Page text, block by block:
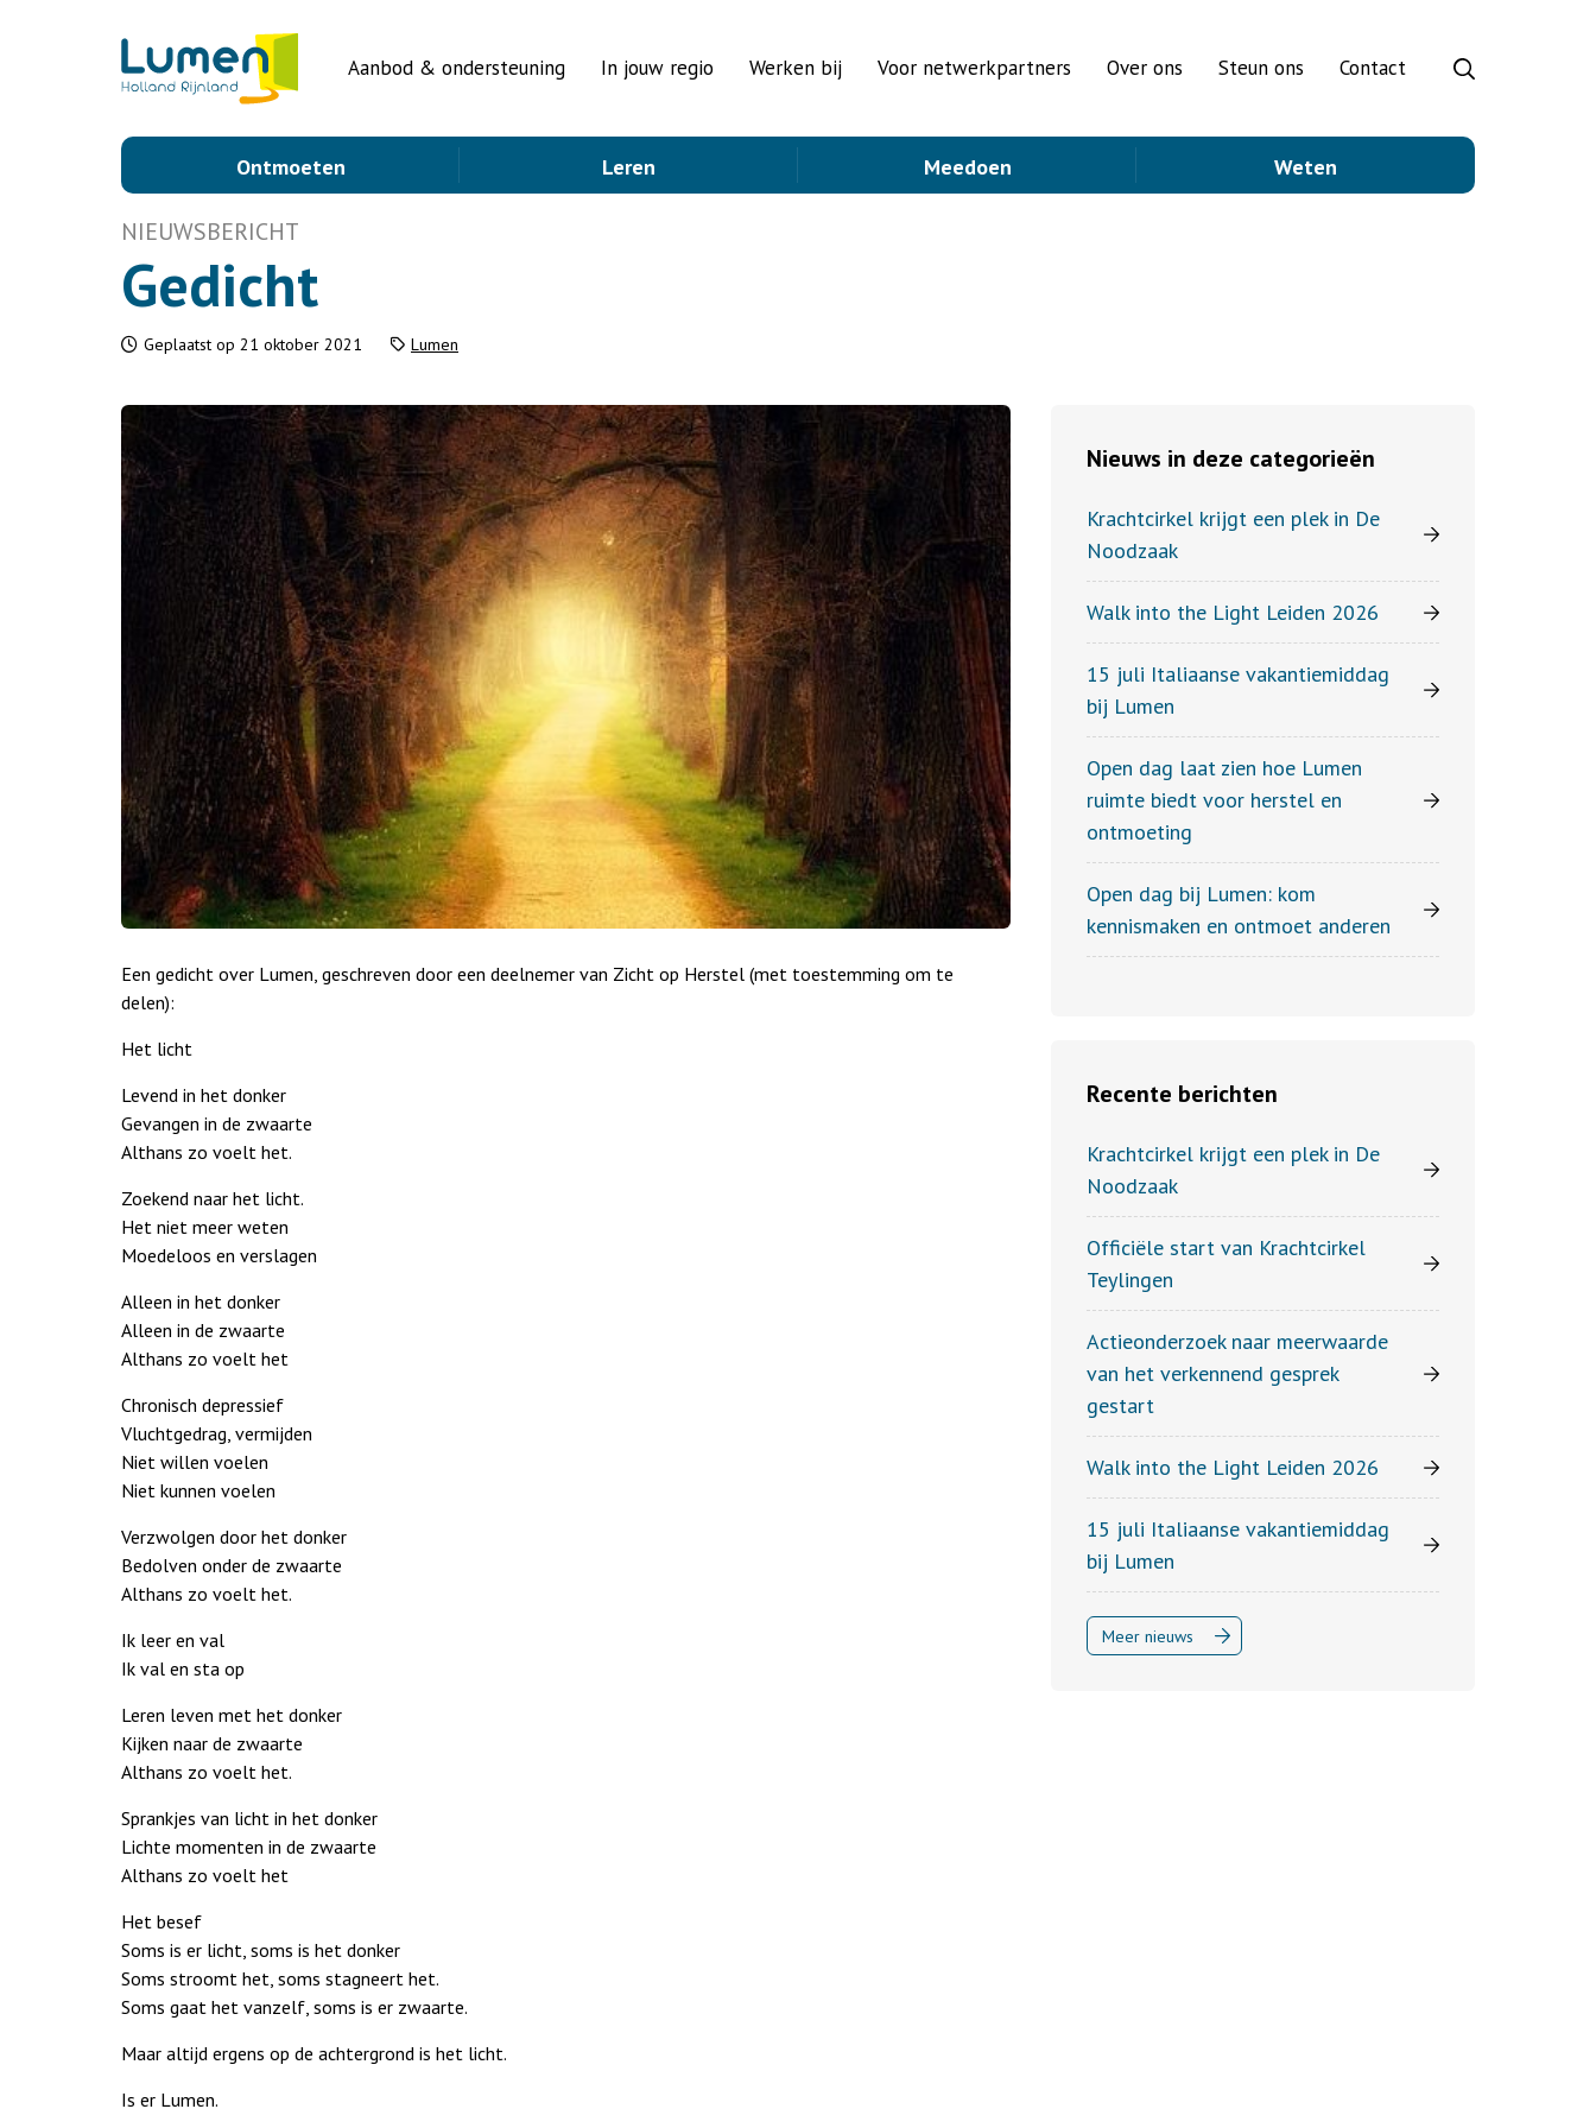
Aanbod & ondersteuning In jouw regio Werken bij Voor netwerkpartners Over ons Steun ons Contact
Ontmoeten Leren Meedoen Weten
NIEUWSBERICHT
Gedicht
Geplaatst op 21 oktober 2021 Lumen
Een gedicht over Lumen, geschreven door een deelnemer van Zicht op Herstel (met toestemming om te
delen):
Het licht
Levend in het donker
Gevangen in de zwaarte
Althans zo voelt het.
Zoekend naar het licht.
Het niet meer weten
Moedeloos en verslagen
Alleen in het donker
Alleen in de zwaarte
Althans zo voelt het
Chronisch depressief
Vluchtgedrag, vermijden
Niet willen voelen
Niet kunnen voelen
Verzwolgen door het donker
Bedolven onder de zwaarte
Althans zo voelt het.
Ik leer en val
Ik val en sta op
Leren leven met het donker
Kijken naar de zwaarte
Althans zo voelt het.
Sprankjes van licht in het donker
Lichte momenten in de zwaarte
Althans zo voelt het
Het besef
Soms is er licht, soms is het donker
Soms stroomt het, soms stagneert het.
Soms gaat het vanzelf, soms is er zwaarte.
Maar altijd ergens op de achtergrond is het licht.
Is er Lumen.
Nieuws in deze categorieën
Krachtcirkel krijgt een plek in De
Noodzaak
Walk into the Light Leiden 2026
15 juli Italiaanse vakantiemiddag
bij Lumen
Open dag laat zien hoe Lumen
ruimte biedt voor herstel en
ontmoeting
Open dag bij Lumen: kom
kennismaken en ontmoet anderen
Recente berichten
Krachtcirkel krijgt een plek in De
Noodzaak
Officiële start van Krachtcirkel
Teylingen
Actieonderzoek naar meerwaarde
van het verkennend gesprek
gestart
Walk into the Light Leiden 2026
15 juli Italiaanse vakantiemiddag
bij Lumen
Meer nieuws